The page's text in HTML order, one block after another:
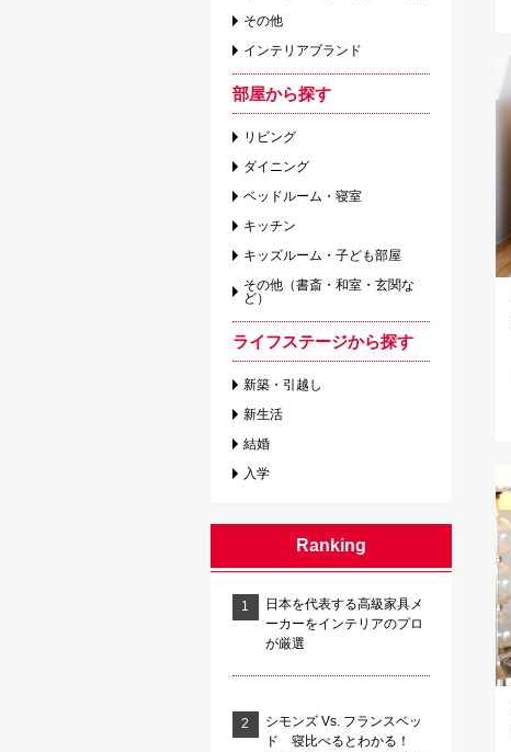
その他
インテリアブランド
部屋から探す
リビング
ダイニング
ベッドルーム・寝室
キッチン
キッズルーム・子ども部屋
その他（書斎・和室・玄関な
ど）
ライフステージから探す
新築・引越し
新生活
結婚
入学
Ranking
日本を代表する高級家具メ
ーカーをインテリアのプロ
が厳選
シモンズ Vs. フランスベッ
ド 寝比べるとわかる！